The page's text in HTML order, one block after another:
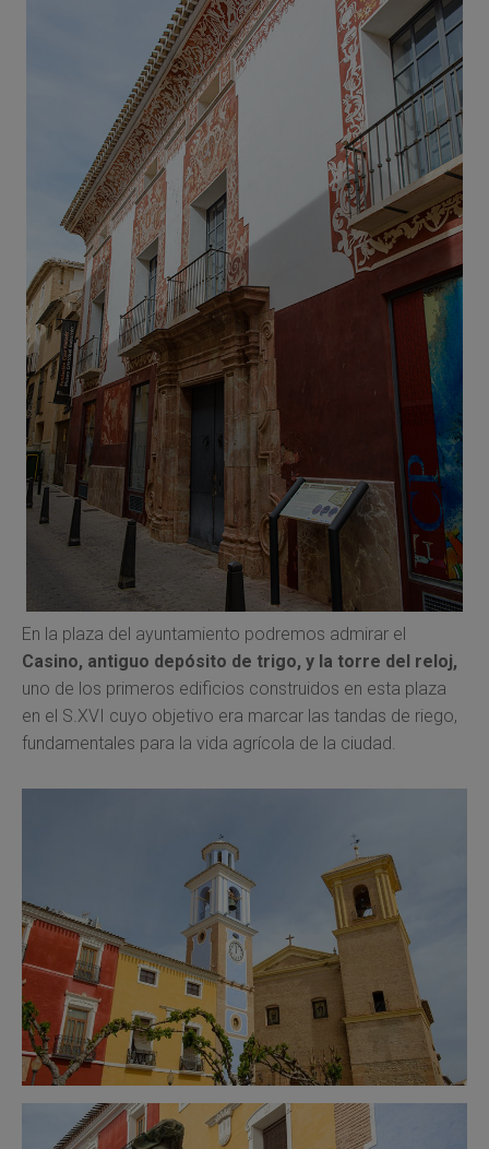
En la plaza del ayuntamiento podremos admirar el
Casino, antiguo depósito de trigo, y la torre del reloj,
uno de los primeros edificios construidos en esta plaza
en el S.XVI cuyo objetivo era marcar las tandas de riego,
fundamentales para la vida agrícola de la ciudad.